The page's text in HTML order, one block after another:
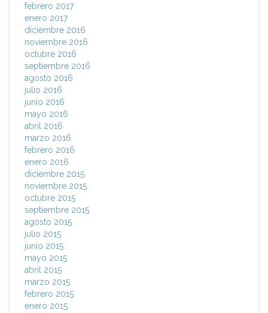
febrero 2017
enero 2017
diciembre 2016
noviembre 2016
octubre 2016
septiembre 2016
agosto 2016
julio 2016
junio 2016
mayo 2016
abril 2016
marzo 2016
febrero 2016
enero 2016
diciembre 2015
noviembre 2015
octubre 2015
septiembre 2015
agosto 2015
julio 2015
junio 2015
mayo 2015
abril 2015
marzo 2015
febrero 2015
enero 2015